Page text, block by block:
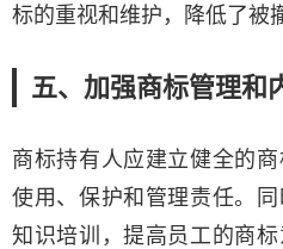
标的重视和维护，降低了被
五、加强商标管理和
商标持有人应建立健全的
使用、保护和管理责任。
知识培训，提高员工的商